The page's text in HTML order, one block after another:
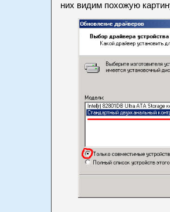
них видим похожую